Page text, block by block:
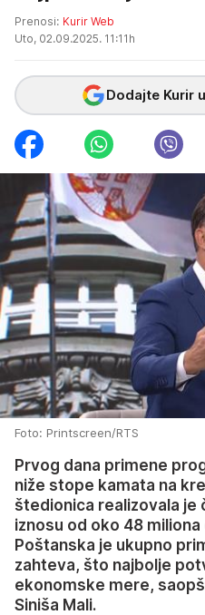
Prenosi: Kurir Web
Uto, 02.09.2025. 11:11h
Dodajte Kurir
Foto: Printscreen/RTS
Prvog dana primene
niže stope kamata na
štedionica realizovala je
iznosu od oko 48
Poštanska je ukupno
zahteva, što najbolje
ekonomske mere,
Siniša Mali.